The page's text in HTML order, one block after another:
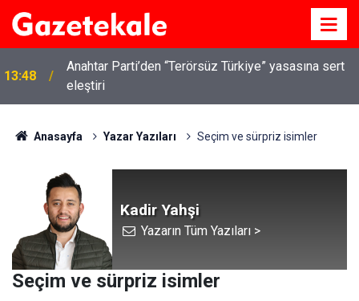
13:48
Anahtar Parti’den “Terörsüz Türkiye” yasasına sert
eleştiri
Kırıkkale’de hayvan hastalıklarına karşı denetimler
Anasayfa Yazar Yazıları Seçim ve sürpriz isimler
Kadir Yahşi
Yazarın Tüm Yazıları >
Seçim ve sürpriz isimler